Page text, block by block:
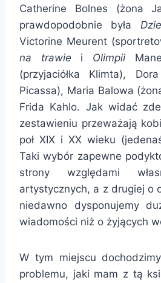
Catherine Bolnes (żona
prawdopodobnie była
Victorine Meurent
na trawie i Olimpii
(przyjaciółka Klimta),
Picassa), Maria Balowa
Frida Kahlo. Jak widać
zestawieniu przeważają
poł XIX i XX wieku
Taki wybór zapewne
strony względami
artystycznych, a z drugiej o
niedawno dysponujemy
wiadomości niż o żyjących
W tym miejscu
problemu, jaki mam z tą